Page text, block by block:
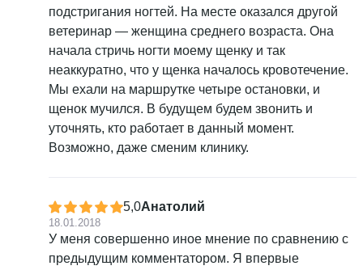
подстригания ногтей. На месте оказался другой
ветеринар — женщина среднего возраста. Она
начала стричь ногти моему щенку и так
неаккуратно, что у щенка началось кровотечение.
Мы ехали на маршрутке четыре остановки, и
щенок мучился. В будущем будем звонить и
уточнять, кто работает в данный момент.
Возможно, даже сменим клинику.
5,0Анатолий
18.01.2018
У меня совершенно иное мнение по сравнению с
предыдущим комментатором. Я впервые